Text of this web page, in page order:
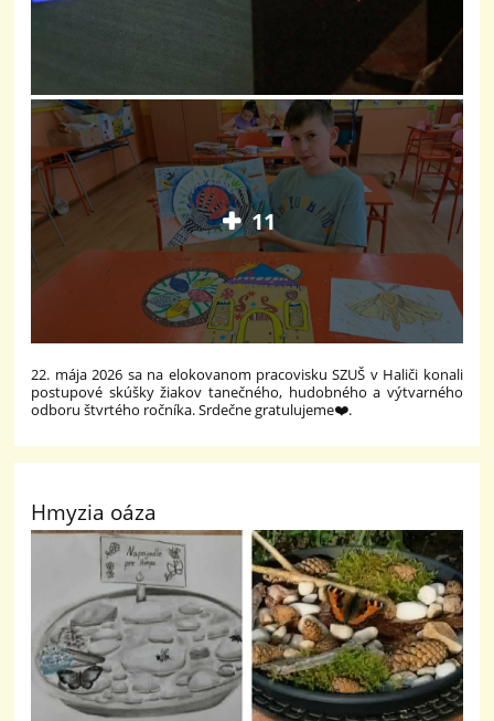
11
22. mája 2026 sa na elokovanom pracovisku SZUŠ v Haliči konali
postupové skúšky žiakov tanečného, hudobného a výtvarného
odboru štvrtého ročníka. Srdečne gratulujeme❤️.
Hmyzia oáza